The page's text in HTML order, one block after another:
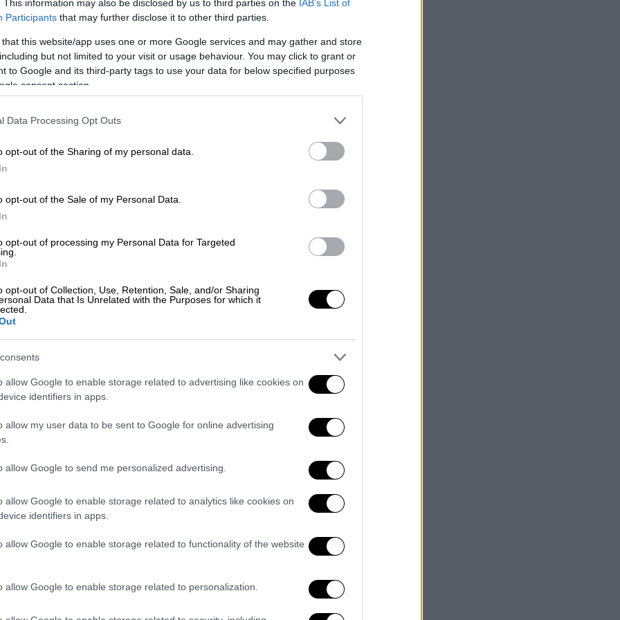
This information may also be disclosed by us to third parties on the IAB’s List of
Participants that may further disclose it to other third parties.
that this website/app uses one or more Google services and may gather and store
but not limited to your visit or usage behaviour. You may click to grant or
to Google and its third-party tags to use your data for below specified purposes
consent section.
Data Processing Opt Outs
opt-out of the Sharing of my personal data.
opt-out of the Sale of my Personal Data.
opt-out of processing my Personal Data for Targeted
opt-out of Collection, Use, Retention, Sale, and/or Sharing
Data that Is Unrelated with the Purposes for which it
allow Google to enable storage related to advertising like cookies on
identifiers in apps.
allow my user data to be sent to Google for online advertising
allow Google to send me personalized advertising.
allow Google to enable storage related to analytics like cookies on
identifiers in apps.
allow Google to enable storage related to functionality of the website
allow Google to enable storage related to personalization.
χώρο, όπου η λογοτεχνία συνδέθηκε με
τεχνητή νοημοσύνη
, την ελευθερία
συνήθειες, την επιρροή τωνsocial
ψηφιακή πραγματικότητα που
των συζητήσεων
αφορούσαν την τεχνητή νοημοσύνη και
βιβλίου και της δημιουργίας. Η
and Sustainable Development,
γύρω από τη σύνδεση της
τα μέσα ενημέρωσης και το βιβλίο,
έρευνες επικεντρώνονται πλέον στον
τεχνολογίες. Όπως τονίστηκε, το
που ήδη ζουν μέσα στην
ίδιους τους εκπαιδευτικούς, οι οποίοι
δημιουργικά τα εργαλεία της ΤΝ.
έντονος προβληματισμός για τη
του ψηφιακού περιεχομένου, αλλά και για
μαθητών δυσκολεύεται πλέον να
που καταναλώνει καθημερινά στο
περισσότερο την ανάγκη για ψηφιακή
πρωτοβουλίες, όπως ηΔιεθνής Ολυμπιάδα
, με βασικό στόχο τη δημιουργία ενός
εκπαίδευσης γύρω από την ΤΝ.
«phygital» εποχή
για τη σταδιακή απομάκρυνση των νέων
ΕΛΙΒΙΠ,